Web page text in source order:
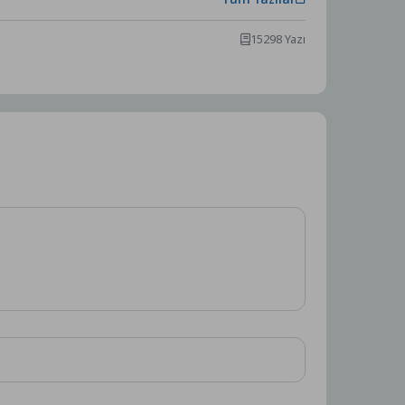
15298 Yazı